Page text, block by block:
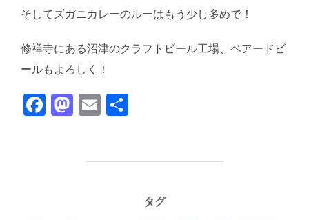
そしてズガニカレーのルーはもう少し多めで！
修禅寺にある沼津のクラフトビール工場、ベアードビ
ールもよろしく！
F
M E
タグ